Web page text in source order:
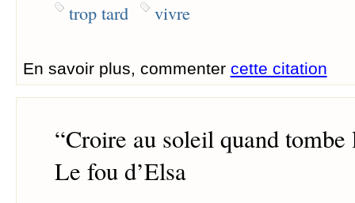
trop tard vivre
En savoir plus, commenter cette citation
“Croire au soleil quand tombe
Le fou d’Elsa